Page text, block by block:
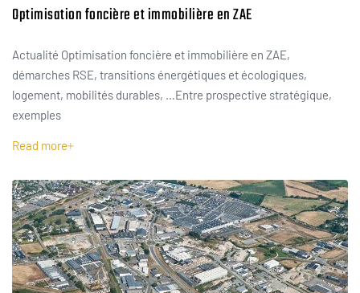
Optimisation foncière et immobilière en ZAE
Actualité Optimisation foncière et immobilière en ZAE,
démarches RSE, transitions énergétiques et écologiques,
logement, mobilités durables, …Entre prospective stratégique,
exemples
Read more